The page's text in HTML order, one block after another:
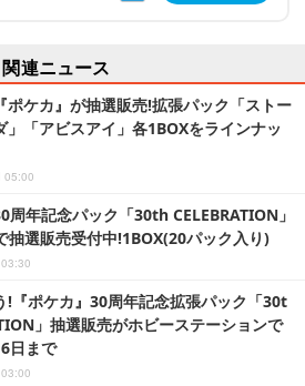
関連ニュース
ポケカ』が抽選販売!拡張パック「ストー
」「アビスアイ」各1BOXをラインナッ
05:00
周年記念パック「30th CELEBRATION」
選販売受付中!1BOX(20パック入り)
!『ポケカ』30周年記念拡張パック「30t
」抽選販売がホビーステーションで
日まで